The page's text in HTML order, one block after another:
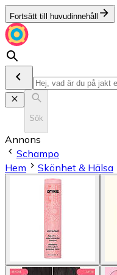
Fortsätt till huvudinnehåll
Sök
Annons
Schampo
Hem
Skönhet & Hälsa